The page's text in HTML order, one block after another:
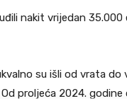
nakit vrijedan 35.000
su išli od vrata do
proljeća 2024. godine